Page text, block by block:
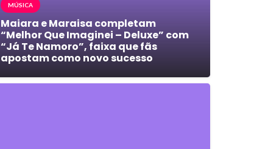
MÚSICA
Maiara e Maraisa completam
“Melhor Que Imaginei – Deluxe” com
“Já Te Namoro”, faixa que fãs
apostam como novo sucesso